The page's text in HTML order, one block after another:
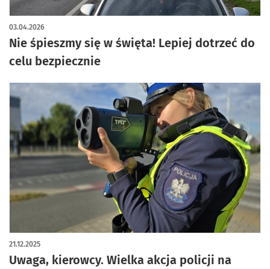
Nie śpieszmy się w święta! Lepiej dotrzeć do
celu bezpiecznie
03.04.2026
Uwaga, kierowcy. Wielka akcja policji na
21.12.2025